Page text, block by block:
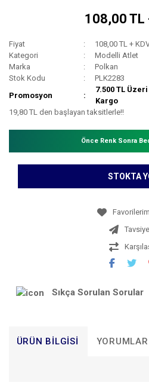
108,00 TL
Fiyat
108,00 TL +
Kategori
Modelli Atlet
Marka
Polkan
Stok Kodu
PLK2283
Promosyon
7.500 TL
Kargo
19,80 TL den başlayan taksitlerle!!
Önce Renk Sonra
STOKTA
Sıkça Sorulan Sorular
ÜRÜN BILGISI YORUMLAR